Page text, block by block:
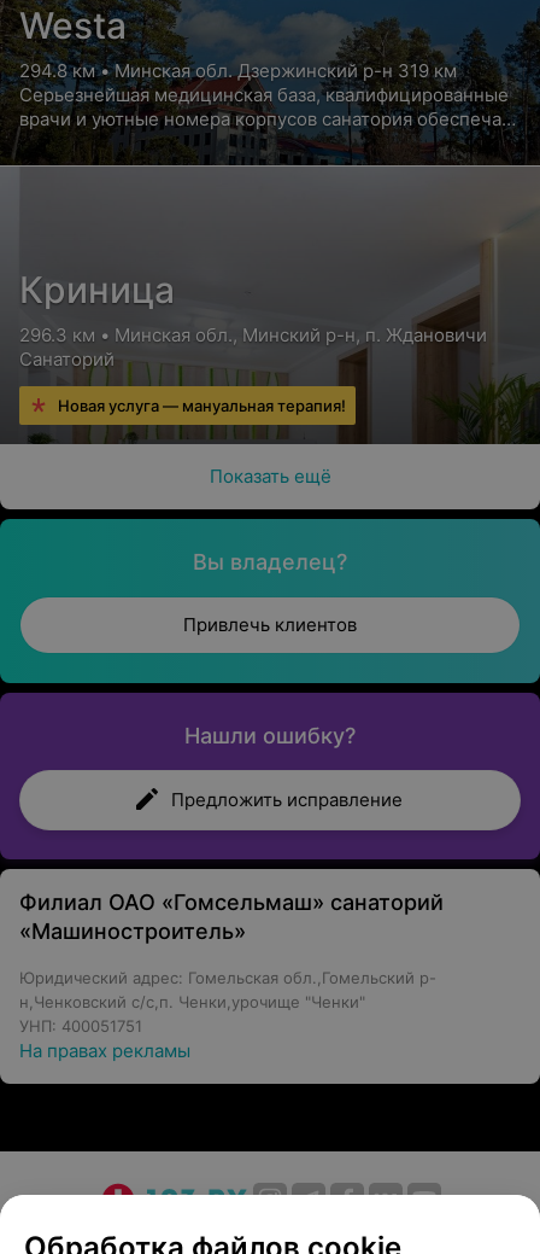
Westa
294.8 км • Минская обл. Дзержинский р-н 319 км
Серьезнейшая медицинская база, квалифицированные
врачи и уютные номера корпусов санатория обеспечат
Вам высококлассный отдых с пользой для здоровья
Криница
296.3 км • Минская обл., Минский р-н, п. Ждановичи
Санаторий
Новая услуга — мануальная терапия!
Показать ещё
Вы владелец?
Привлечь клиентов
Нашли ошибку?
Предложить исправление
Филиал ОАО «Гомсельмаш» санаторий
«Машиностроитель»
Юридический адрес: Гомельская обл.,Гомельский р-
н,Ченковский с/с,п. Ченки,урочище "Ченки"
УНП: 400051751
На правах рекламы
О проекте Новости проекта Размещение рекламы